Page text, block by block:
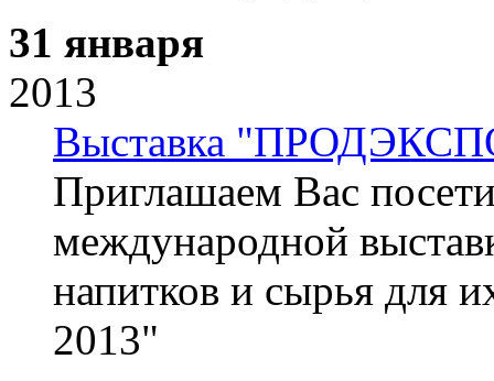
31 января
2013
Выставка
Приглашаем Вас
международной
напитков и сырья
2013"